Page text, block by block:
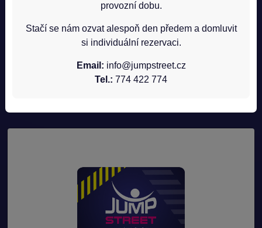
8 let 10 let 12 let
680 Kč
Vložit do košíku
provozní dobu.
Stačí se nám ozvat alespoň den předem a domluvit
si individuální rezervaci.
Email: info@jumpstreet.cz
Tel.: 774 422 774